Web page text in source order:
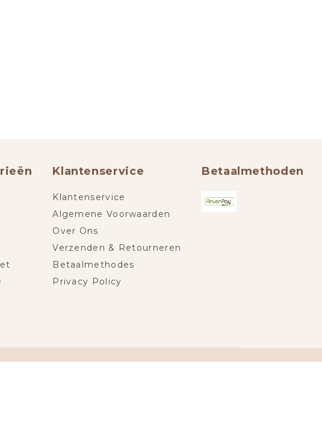
Klantenservice
Klantenservice
Algemene Voorwaarden
Over Ons
Verzenden & Retourneren
Betaalmethodes
Privacy Policy
Betaalmethoden